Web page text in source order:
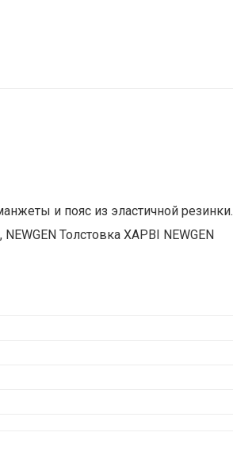
и пояс из эластичной резинки.
Толстовка ХАРВІ NEWGEN